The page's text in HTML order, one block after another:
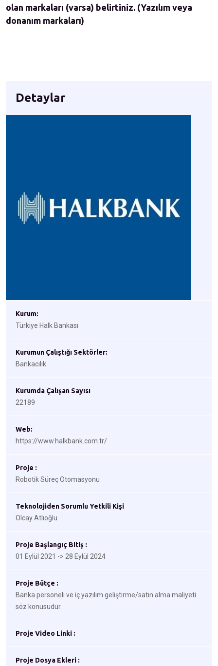
olan markaları (varsa) belirtiniz. (Yazılım veya
donanım markaları)
Detaylar
Kurum:
Türkiye Halk Bankası
Kurumun Çalıştığı Sektörler:
Bankacılık
Kurumda Çalışan Sayısı
22189
Web:
https://www.halkbank.com.tr/
Proje :
Robotik Süreç Otomasyonu
Teknolojiden Sorumlu Yetkili Kişi
Olcay Atlıoğlu
Proje Başlangıç Bitiş :
01 Eylül 2021 -> 28 Eylül 2024
Proje Bütçe :
Banka personeli ve iç yazılım geliştirme/satın alma maliyeti
söz konusudur.
Proje Video Linki :
Proje Dosya Ekleri :